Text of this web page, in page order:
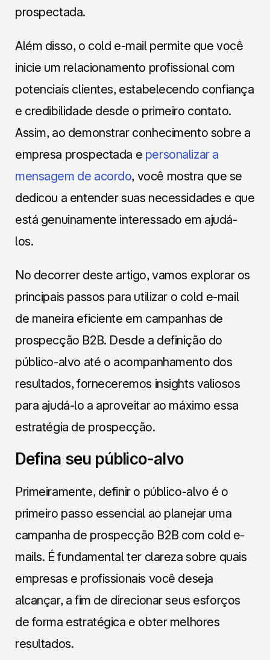
prospectada.
Além disso, o cold e-mail permite que você
inicie um relacionamento profissional com
potenciais clientes, estabelecendo confiança
e credibilidade desde o primeiro contato.
Assim, ao demonstrar conhecimento sobre a
empresa prospectada e personalizar a
mensagem de acordo, você mostra que se
dedicou a entender suas necessidades e que
está genuinamente interessado em ajudá-
los.
No decorrer deste artigo, vamos explorar os
principais passos para utilizar o cold e-mail
de maneira eficiente em campanhas de
prospecção B2B. Desde a definição do
público-alvo até o acompanhamento dos
resultados, forneceremos insights valiosos
para ajudá-lo a aproveitar ao máximo essa
estratégia de prospecção.
Defina seu público-alvo
Primeiramente, definir o público-alvo é o
primeiro passo essencial ao planejar uma
campanha de prospecção B2B com cold e-
mails. É fundamental ter clareza sobre quais
empresas e profissionais você deseja
alcançar, a fim de direcionar seus esforços
de forma estratégica e obter melhores
resultados.